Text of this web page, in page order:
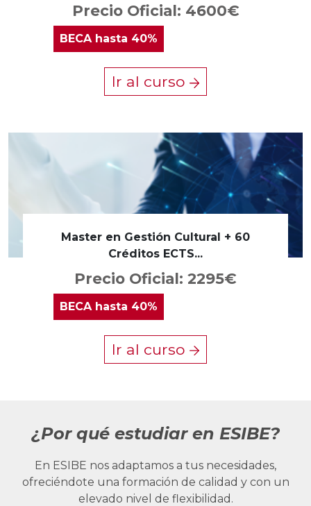
Precio Oficial: 4600€
BECAhasta 40%
Ir al curso
Master en Gestión Cultural + 60
Créditos ECTS...
Precio Oficial: 2295€
BECA hasta 40%
Ir al curso
¿Por qué estudiar en ESIBE?
En ESIBE nos adaptamos a tus necesidades,
ofreciéndote una formación de calidad y con un
elevado nivel de flexibilidad.